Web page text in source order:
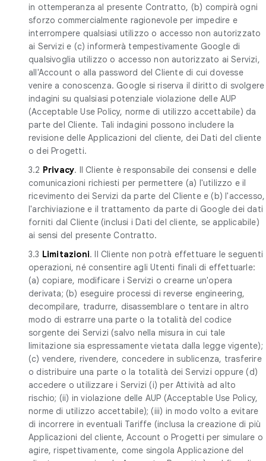
in ottemperanza al presente Contratto, (b) compirà ogni
sforzo commercialmente ragionevole per impedire e
interrompere qualsiasi utilizzo o accesso non autorizzato
ai Servizi e (c) informerà tempestivamente Google di
qualsivoglia utilizzo o accesso non autorizzato ai Servizi,
all'Account o alla password del Cliente di cui dovesse
venire a conoscenza. Google si riserva il diritto di svolgere
indagini su qualsiasi potenziale violazione delle AUP
(Acceptable Use Policy, norme di utilizzo accettabile) da
parte del Cliente. Tali indagini possono includere la
revisione delle Applicazioni del cliente, dei Dati del cliente
o dei Progetti.
3.2 Privacy. Il Cliente è responsabile dei consensi e delle
comunicazioni richiesti per permettere (a) l'utilizzo e il
ricevimento dei Servizi da parte del Cliente e (b) l'accesso,
l'archiviazione e il trattamento da parte di Google dei dati
forniti dal Cliente (inclusi i Dati del cliente, se applicabile)
ai sensi del presente Contratto.
3.3 Limitazioni. Il Cliente non potrà effettuare le seguenti
operazioni, né consentire agli Utenti finali di effettuarle:
(a) copiare, modificare i Servizi o crearne un'opera
derivata; (b) eseguire processi di reverse engineering,
decompilare, tradurre, disassemblare o tentare in altro
modo di estrarre una parte o la totalità del codice
sorgente dei Servizi (salvo nella misura in cui tale
limitazione sia espressamente vietata dalla legge vigente);
(c) vendere, rivendere, concedere in sublicenza, trasferire
o distribuire una parte o la totalità dei Servizi oppure (d)
accedere o utilizzare i Servizi (i) per Attività ad alto
rischio; (ii) in violazione delle AUP (Acceptable Use Policy,
norme di utilizzo accettabile); (iii) in modo volto a evitare
di incorrere in eventuali Tariffe (inclusa la creazione di più
Applicazioni del cliente, Account o Progetti per simulare o
agire, rispettivamente, come singola Applicazione del